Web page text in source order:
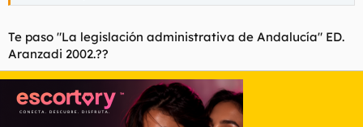
Te paso "La legislación administrativa de Andalucía" ED.
Aranzadi 2002.??